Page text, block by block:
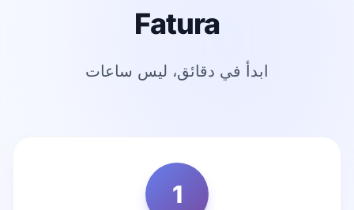
Fatura
ابدأ في دقائق، ليس ساعات
1